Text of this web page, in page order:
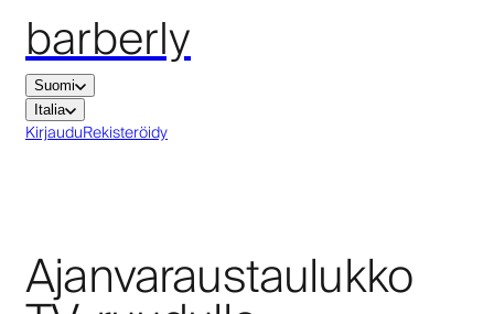
barberly
Suomi
Italia
KirjauduRekisteröidy
Ajanvaraustaulukko